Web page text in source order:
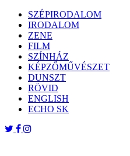
Skip
content
SZÉPIRODALOM
IRODALOM
ZENE
FILM
SZÍNHÁZ
KÉPZŐMŰVÉSZET
DUNSZT
RÖVID
ENGLISH
ECHO SK